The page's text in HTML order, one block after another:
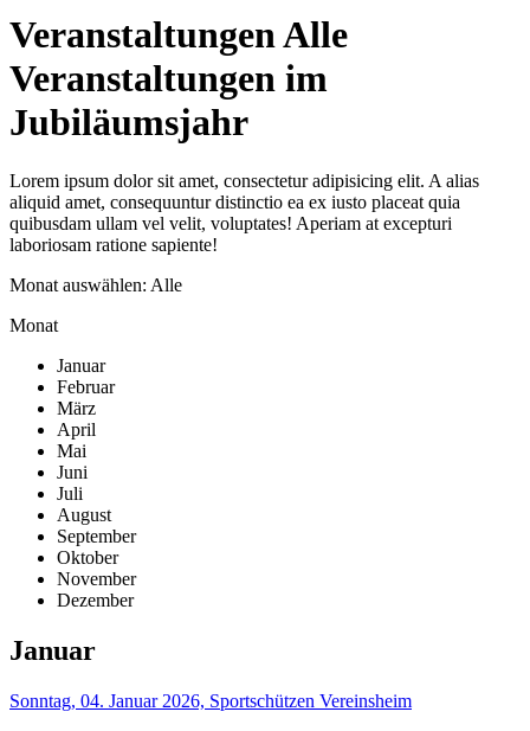
VeranstaltungenAlle
Veranstaltungen im
Jubiläumsjahr
Lorem ipsum dolor sit amet, consectetur adipisicing elit. A alias
aliquid amet, consequuntur distinctio ea ex iusto placeat quia
quibusdam ullam vel velit, voluptates! Aperiam at excepturi
laboriosam ratione sapiente!
Monat auswählen: Alle
Monat
Januar
Februar
März
April
Mai
Juni
Juli
August
September
Oktober
November
Dezember
Januar
Sonntag, 04. Januar 2026, Sportschützen Vereinsheim